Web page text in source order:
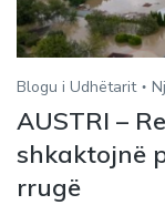
Blogu i Udhëtarit
AUSTRI –
shkaktojnë
rrugë